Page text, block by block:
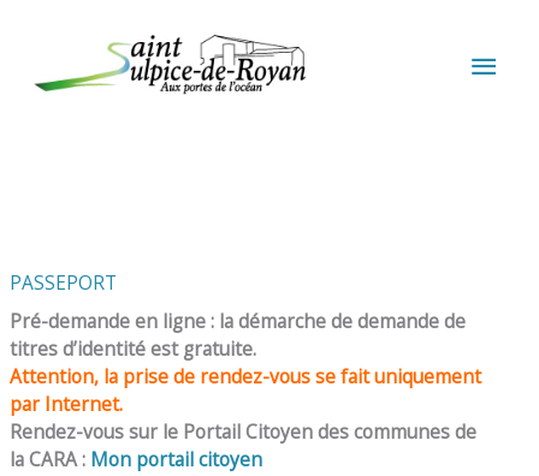
PASSEPORT
Pré-demande en ligne : la démarche de demande de
titres d’identité est gratuite.
Attention, la prise de rendez-vous se fait uniquement
par Internet.
Rendez-vous sur le Portail Citoyen des communes de
la CARA : Mon portail citoyen